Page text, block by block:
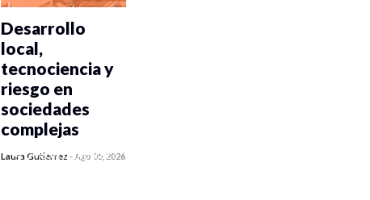
0 veces compartido
Desarrollo
local,
tecnociencia y
riesgo en
sociedades
complejas
Laura Gutiérrez -Ago 05, 2026